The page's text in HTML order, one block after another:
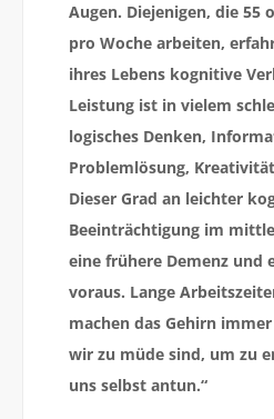
Augen. Diejenigen, die 55
pro Woche arbeiten,
ihres Lebens kognitive
Leistung ist in vielem
logisches Denken,
Problemlösung,
Dieser Grad an leichter
Beeinträchtigung im
eine frühere Demenz und
voraus. Lange
machen das Gehirn
wir zu müde sind, um zu
uns selbst antun.“